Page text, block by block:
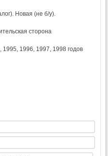
Новая (не б/у).
сторона
1995 1996 1997 1998 годов